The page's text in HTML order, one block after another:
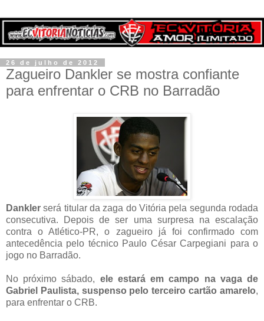
26 de julho de 2012
Zagueiro Dankler se mostra confiante
para enfrentar o CRB no Barradão
Dankler será titular da zaga do Vitória pela segunda rodada
consecutiva. Depois de ser uma surpresa na escalação
contra o Atlético-PR, o zagueiro já foi confirmado com
antecedência pelo técnico Paulo César Carpegiani para o
jogo no Barradão.
No próximo sábado, ele estará em campo na vaga de
Gabriel Paulista, suspenso pelo terceiro cartão amarelo,
para enfrentar o CRB.